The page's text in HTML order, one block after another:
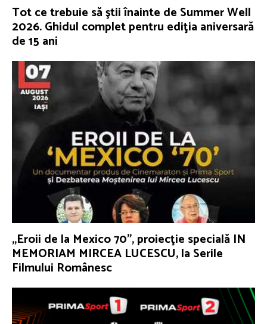
Tot ce trebuie să ştii înainte de Summer Well
2026. Ghidul complet pentru ediţia aniversară
de 15 ani
„Eroii de la Mexico 70”, proiecţie specială IN
MEMORIAM MIRCEA LUCESCU, la Serile
Filmului Românesc